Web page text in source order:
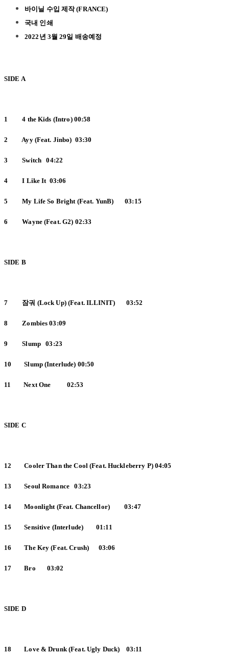
바이닐 수입 제작(FRANCE)
국내 인쇄
2022년 3월 29일 배송예정
SIDE A
1 4 the Kids (Intro) 00:58
2 Ayy (Feat. Jinbo) 03:30
3 Switch 04:22
4 I Like It 03:06
5 My Life So Bright (Feat. YunB) 03:15
6 Wayne (Feat. G2) 02:33
SIDE B
7 잠궈 (Lock Up) (Feat. ILLINIT) 03:52
8 Zombies 03:09
9 Slump 03:23
10 Slump (Interlude) 00:50
11 Next One 02:53
SIDE C
12 Cooler Than the Cool (Feat. Huckleberry P) 04:05
13 Seoul Romance 03:23
14 Moonlight (Feat. Chancellor) 03:47
15 Sensitive (Interlude) 01:11
16 The Key (Feat. Crush) 03:06
17 Bro 03:02
SIDE D
18 Love & Drunk (Feat. Ugly Duck) 03:11